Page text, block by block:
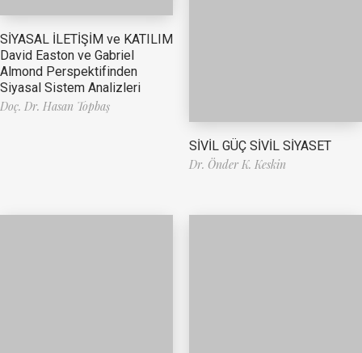
SİYASAL İLETİŞİM ve KATILIM
David Easton ve Gabriel
Almond Perspektifinden
Siyasal Sistem Analizleri
Doç. Dr. Hasan Topbaş
SİVİL GÜÇ SİVİL SİYASET
Dr. Önder K. Keskin